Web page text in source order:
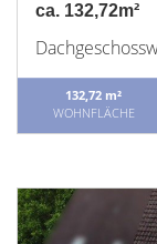
ca. 132,72m²
132,72 m²
WOHNFLÄCHE